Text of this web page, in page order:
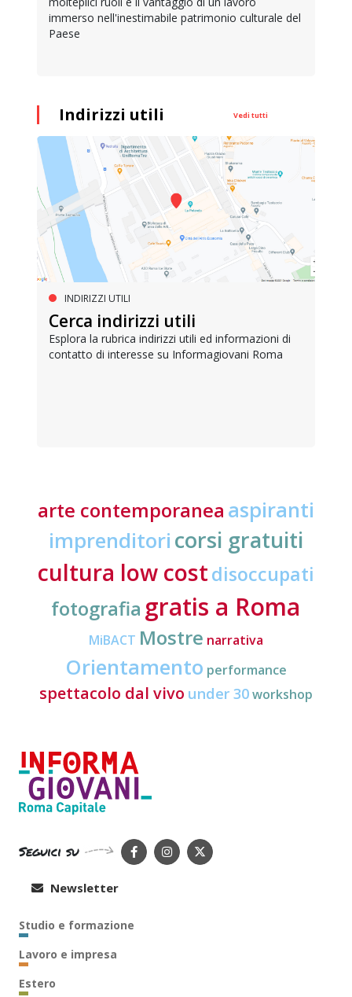
immerso nell'inestimabile patrimonio culturale del
Paese
Indirizzi utili Vedi tutti
INDIRIZZI UTILI
Cerca indirizzi utili
Esplora la rubrica indirizzi utili ed informazioni di
contatto di interesse su Informagiovani Roma
arte contemporanea aspiranti
imprenditori corsi gratuiti
cultura low costdisoccupati
fotografia gratis a Roma
MiBACT Mostre narrativa
Orientamento performance
spettacolo dal vivo under 30workshop
Seguici su
Newsletter
Studio e formazione
Lavoro e impresa
Estero